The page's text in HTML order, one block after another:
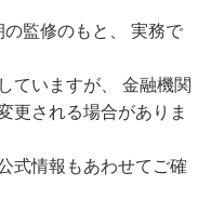
監修のもと、 実務で
ていますが、 金融機関
更される場合がありま
式情報もあわせてご確